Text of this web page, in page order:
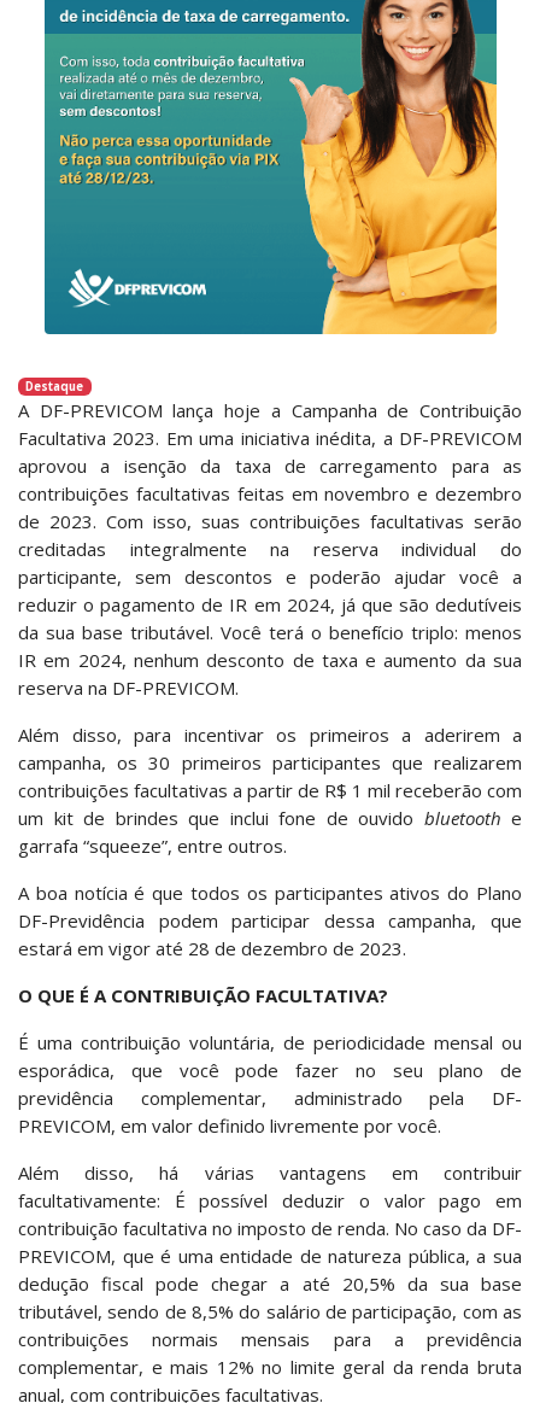
Destaque
A DF-PREVICOM lança hoje a Campanha de Contribuição
Facultativa 2023. Em uma iniciativa inédita, a DF-PREVICOM
aprovou a isenção da taxa de carregamento para as
contribuições facultativas feitas em novembro e dezembro
de 2023. Com isso, suas contribuições facultativas serão
creditadas integralmente na reserva individual do
participante, sem descontos e poderão ajudar você a
reduzir o pagamento de IR em 2024, já que são dedutíveis
da sua base tributável. Você terá o benefício triplo: menos
IR em 2024, nenhum desconto de taxa e aumento da sua
reserva na DF-PREVICOM.
Além disso, para incentivar os primeiros a aderirem a
campanha, os 30 primeiros participantes que realizarem
contribuições facultativas a partir de R$ 1 mil receberão com
um kit de brindes que inclui fone de ouvido bluetooth e
garrafa “squeeze”, entre outros.
A boa notícia é que todos os participantes ativos do Plano
DF-Previdência podem participar dessa campanha, que
estará em vigor até 28 de dezembro de 2023.
O QUE É A CONTRIBUIÇÃO FACULTATIVA?
É uma contribuição voluntária, de periodicidade mensal ou
esporádica, que você pode fazer no seu plano de
previdência complementar, administrado pela DF-
PREVICOM, em valor definido livremente por você.
Além disso, há várias vantagens em contribuir
facultativamente: É possível deduzir o valor pago em
contribuição facultativa no imposto de renda. No caso da DF-
PREVICOM, que é uma entidade de natureza pública, a sua
dedução fiscal pode chegar a até 20,5% da sua base
tributável, sendo de 8,5% do salário de participação, com as
contribuições normais mensais para a previdência
complementar, e mais 12% no limite geral da renda bruta
anual, com contribuições facultativas.